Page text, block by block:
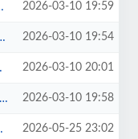
2026-03-10 19:59
2026-03-10 19:54
2026-03-10 20:01
2026-03-10 19:58
2026-05-25 23:02